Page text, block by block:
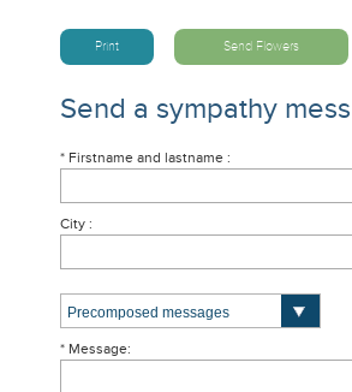
Print Send Flowers
Send a sympathy
* Firstname and lastname :
City :
* Message: